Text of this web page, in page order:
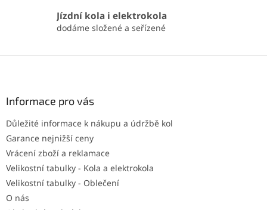
Jízdní kola i elektrokola
dodáme složené a seřízené
Informace pro vás
Důležité informace k nákupu a údržbě kol
Garance nejnižší ceny
Vrácení zboží a reklamace
Velikostní tabulky - Kola a elektrokola
Velikostní tabulky - Oblečení
O nás